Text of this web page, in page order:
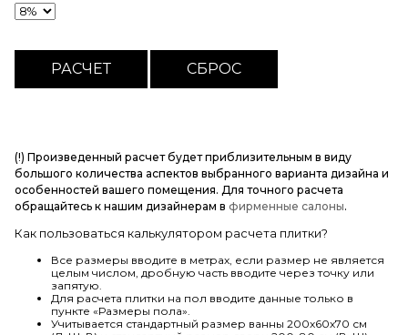
(!) Произведенный расчет будет приблизительным в виду
большого количества аспектов выбранного варианта дизайна и
особенностей вашего помещения. Для точного расчета
обращайтесь к нашим дизайнерам в фирменные салоны.
Как пользоваться калькулятором расчета плитки?
Все размеры вводите в метрах, если размер не является
целым числом, дробную часть вводите через точку или
запятую.
Для расчета плитки на пол вводите данные только в
пункте «Размеры пола».
Учитывается стандартный размер ванны 200х60х70 см